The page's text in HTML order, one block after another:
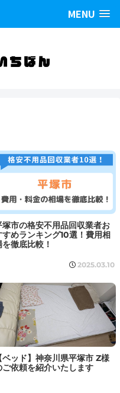
MENU
塚市の格安不用品回収業者お
すめランキング10選！費用相
を徹底比較！
2025.03.10
【ベッド】神奈川県平塚市 Z様
ご依頼を紹介いたします